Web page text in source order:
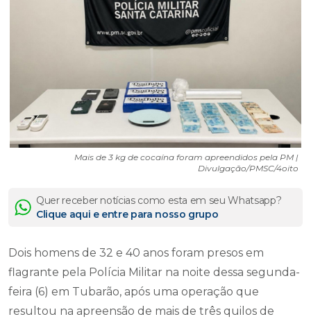
Mais de 3 kg de cocaína foram apreendidos pela PM |
Divulgação/PMSC/4oito
Quer receber notícias como esta em seu Whatsapp?
Clique aqui e entre para nosso grupo
Dois homens de 32 e 40 anos foram presos em
flagrante pela Polícia Militar na noite dessa segunda-
feira (6) em Tubarão, após uma operação que
resultou na apreensão de mais de três quilos de